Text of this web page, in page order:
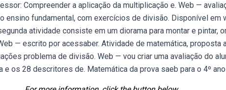
Compreender a aplicação da multiplicação e. Web —
ensino fundamental, com exercícios de divisão. Disponível em
atividade consiste em um diorama para montar e pintar,
— escrito por acessaber. Atividade de matemática, proposta
problema de divisão. Web — vou criar uma avaliação do
os 28 descritores de. Matemática da prova saeb para o 4º